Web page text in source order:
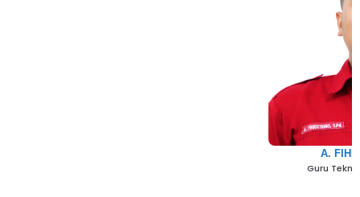
A.
Guru